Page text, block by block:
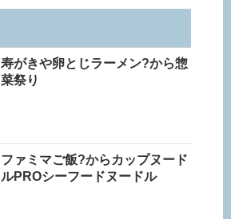
寿がきや卵とじラーメン?から惣
菜祭り
ファミマご飯?からカップヌード
ルPROシーフードヌードル